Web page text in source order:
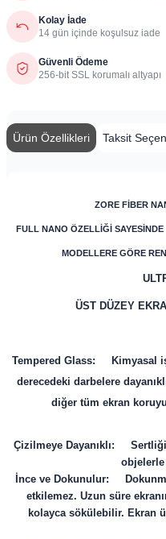
Kolay İade
14 gün içinde koşulsuz iade
Güvenli Ödeme
256-bit SSL korumalı altyapı
Ürün Özellikleri Taksit
ZORE FİBER
FULL NANO ÖZELLİĞİ
MODELLERE GÖRE
ÜST DÜZEY
Tempered Glass: Kimyasal
derecedeki darbelere
diğer tüm ekran
Çizilmeye Dayanıklı:
İnce ve Dokunulur:
etkilemez. Uzun süre
kolayca sökülebilir. Ekran